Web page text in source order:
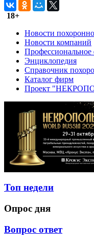
18+
Новости
Новости компаний
Профессиональное
Энциклопедия
Справочник
Каталог фирм
Проект
Топ недели
Опрос дня
Вопрос ответ